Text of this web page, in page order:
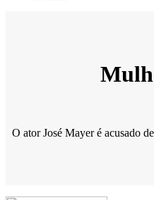
O ator José Mayer é acusado